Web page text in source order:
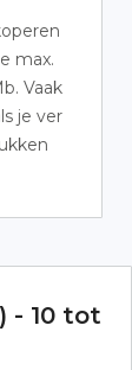
max.
Vaak
je ver
- 10 tot